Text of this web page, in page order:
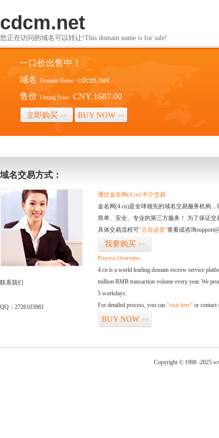
cdcm.net
您正在访问的域名可以转让!This domain name is for sale!
一口价出售中！
域名 Domain Name: cdcm.net
售价 Listing Price: CNY 1687.00
立即购买 >> BUY NOW >>
域名交易方式：
联系我们
QQ：2726103981
通过金名网(4.cn) 中介交易
金名网(4.cn)是全球领先的域名交易服务机构
简单、安全、专业的第三方服务！ 为了保证
具体交易流程可“点击这里”查看或咨询
我要购买 >>
Process Overview:
4.cn is a world leading domain escrow service
million RMB transaction volume every year. We
5 workdays.
For detailed process, you can “visit here” or contact
BUY NOW >>
Copyright © 1998 -2025